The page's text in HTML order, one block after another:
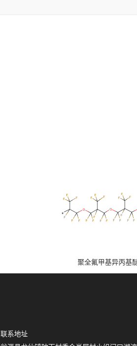
聚全氟甲基异丙基
联系地址